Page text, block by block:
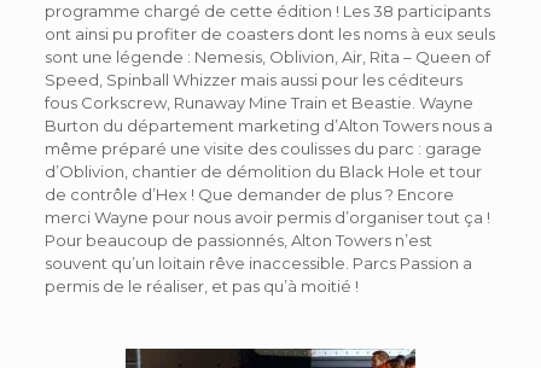
programme chargé de cette édition ! Les 38 participants
ont ainsi pu profiter de coasters dont les noms à eux seuls
sont une légende : Nemesis, Oblivion, Air, Rita – Queen of
Speed, Spinball Whizzer mais aussi pour les céditeurs
fous Corkscrew, Runaway Mine Train et Beastie. Wayne
Burton du département marketing d’Alton Towers nous a
même préparé une visite des coulisses du parc : garage
d’Oblivion, chantier de démolition du Black Hole et tour
de contrôle d’Hex ! Que demander de plus ? Encore
merci Wayne pour nous avoir permis d’organiser tout ça !
Pour beaucoup de passionnés, Alton Towers n’est
souvent qu’un loitain rêve inaccessible. Parcs Passion a
permis de le réaliser, et pas qu’à moitié !